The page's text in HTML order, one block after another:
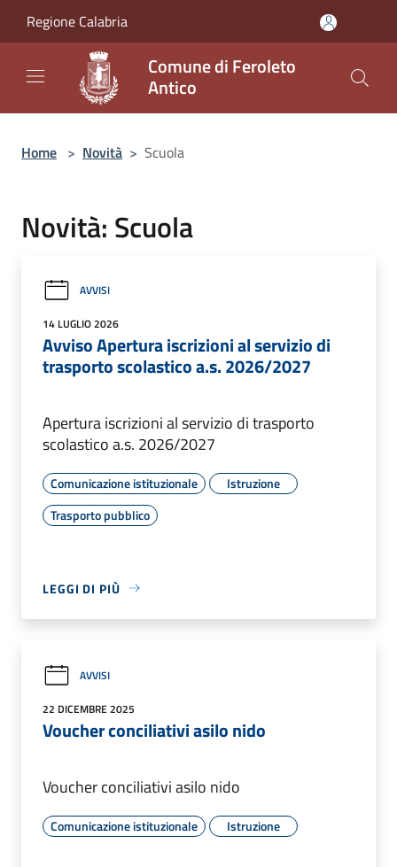
Regione Calabria
Comune di Feroleto
Antico
Home > Novità > Scuola
Novità: Scuola
AVVISI
14 LUGLIO 2026
Avviso Apertura iscrizioni al servizio di
trasporto scolastico a.s. 2026/2027
Apertura iscrizioni al servizio di trasporto
scolastico a.s. 2026/2027
Comunicazione istituzionale
Istruzione
Trasporto pubblico
LEGGI DI PIÙ
AVVISI
22 DICEMBRE 2025
Voucher conciliativi asilo nido
Voucher conciliativi asilo nido
Comunicazione istituzionale Istruzione